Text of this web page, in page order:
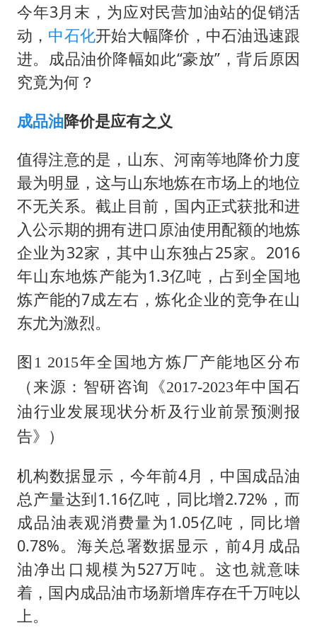
38岁演员求职万岁山NPC成功
我国外贸延续良好增长态势
胜宏科技：股票交易异常波动
今年3月末，为应对民营加油站的促销活
动， 中石化开始大幅降价，中石油迅速跟
进。成品油价降幅如此“豪放”，背后原因
究竟为何？
成品油降价是应有之义
值得注意的是，山东、河南等地降价力度
最为明显，这与山东地炼在市场上的地位
不无关系。截止目前，国内正式获批和进
入公示期的拥有进口原油使用配额的地炼
企业为32家，其中山东独占25家。2016
年山东地炼产能为1.3亿吨，占到全国地
炼产能的7成左右，炼化企业的竞争在山
东尤为激烈。
图1 2015年全国地方炼厂产能地区分布
（来源：智研咨询《2017-2023年中国石
油行业发展现状分析及行业前景预测报
告》）
机构数据显示，今年前4月，中国成品油
总产量达到1.16亿吨，同比增2.72%，而
成品油表观消费量为1.05亿吨，同比增
0.78%。海关总署数据显示，前4月成品
油净出口规模为527万吨。这也就意味
着，国内成品油市场新增库存在千万吨以
上。